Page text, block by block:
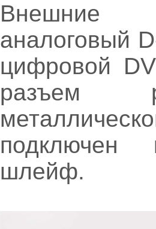
Внешние
аналоговый
цифровой
разъем
шлейф.